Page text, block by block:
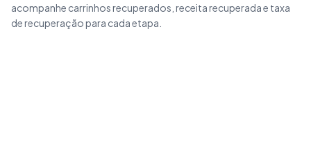
acompanhe carrinhos recuperados, receita recuperada e taxa
de recuperação para cada etapa.